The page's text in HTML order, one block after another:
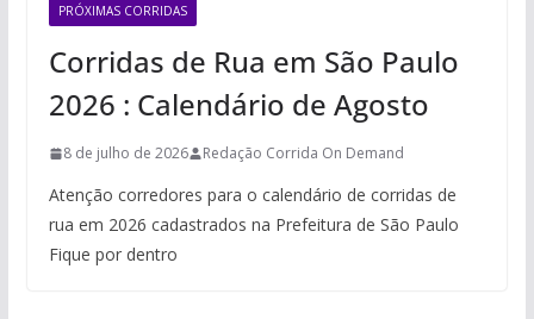
PRÓXIMAS CORRIDAS
Corridas de Rua em São Paulo
2026 : Calendário de Agosto
8 de julho de 2026 Redação Corrida On Demand
Atenção corredores para o calendário de corridas de
rua em 2026 cadastrados na Prefeitura de São Paulo
Fique por dentro